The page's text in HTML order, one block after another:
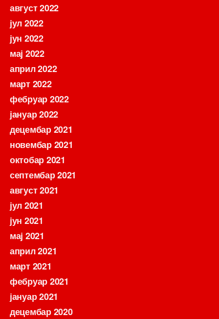
август 2022
јул 2022
јун 2022
мај 2022
април 2022
март 2022
фебруар 2022
јануар 2022
децембар 2021
новембар 2021
октобар 2021
септембар 2021
август 2021
јул 2021
јун 2021
мај 2021
април 2021
март 2021
фебруар 2021
јануар 2021
децембар 2020